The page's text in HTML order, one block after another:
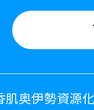
肌奥伊勢資源